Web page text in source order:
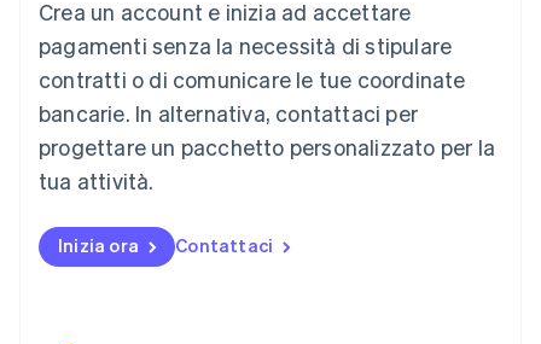
Crea un account e inizia ad accettare
pagamenti senza la necessità di stipulare
contratti o di comunicare le tue coordinate
bancarie. In alternativa, contattaci per
progettare un pacchetto personalizzato per la
tua attività.
Inizia ora Contattaci
English
Lussemburgo
Malaysia
English简体中文
Malta
English
Messico
Norvegia
English